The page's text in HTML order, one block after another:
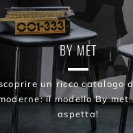
BY MET
un ricco catalogo
il modello By
aspetta!